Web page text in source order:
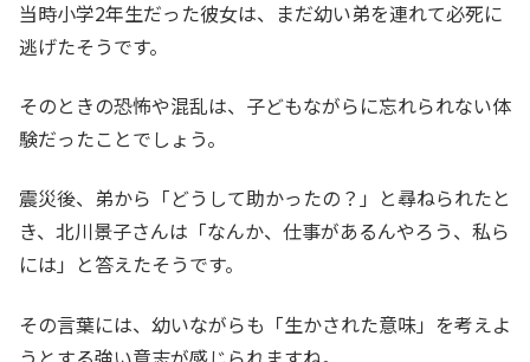
当時小学2年生だった彼女は、まだ幼い弟を連れて必死に
逃げたそうです。
そのときの恐怖や混乱は、子どもながらに忘れられない体
験だったことでしょう。
震災後、弟から「どうして助かったの？」と尋ねられたと
き、北川景子さんは「なんか、仕事があるんやろう、私ら
には」と答えたそうです。
その言葉には、幼いながらも「生かされた意味」を考えよ